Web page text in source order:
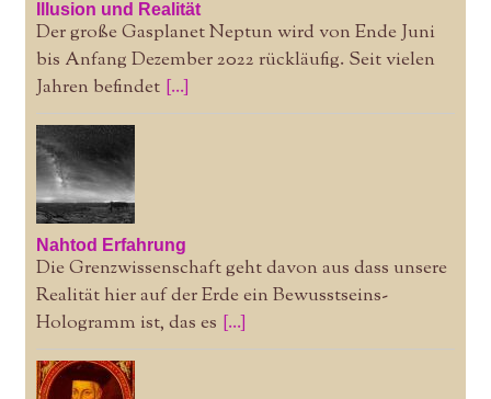
Illusion und Realität
Der große Gasplanet Neptun wird von Ende Juni
bis Anfang Dezember 2022 rückläufig. Seit vielen
Jahren befindet [...]
Nahtod Erfahrung
Die Grenzwissenschaft geht davon aus dass unsere
Realität hier auf der Erde ein Bewusstseins-
Hologramm ist, das es [...]